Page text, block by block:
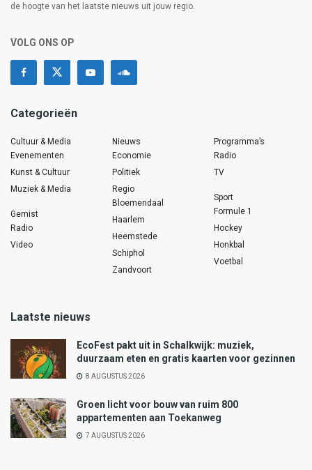
de hoogte van het laatste nieuws uit jouw regio.
VOLG ONS OP
Categorieën
Cultuur & Media
Evenementen
Kunst & Cultuur
Muziek & Media
Gemist
Radio
Video
Nieuws
Economie
Politiek
Regio
Bloemendaal
Haarlem
Heemstede
Schiphol
Zandvoort
Programma’s
Radio
TV
Sport
Formule 1
Hockey
Honkbal
Voetbal
Laatste nieuws
EcoFest pakt uit in Schalkwijk: muziek,
duurzaam eten en gratis kaarten voor gezinnen
8 AUGUSTUS 2026
Groen licht voor bouw van ruim 800
appartementen aan Toekanweg
7 AUGUSTUS 2026